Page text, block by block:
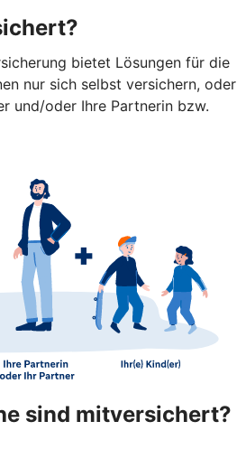
bietet Lösungen für die
nur sich selbst versichern, oder
und/oder Ihre Partnerin bzw.
sind mitversichert?